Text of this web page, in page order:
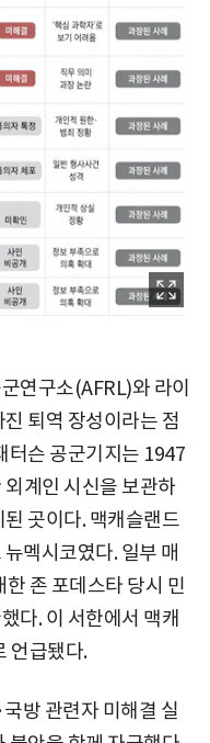
연구소(AFRL)와 라이
퇴역 장성이라는 점
터슨 공군기지는 1947
계인 시신을 보관하
곳이다. 맥캐슬랜드
멕시코였다. 일부 매
존 포데스타 당시 민
다. 이 서한에서 맥캐
언급됐다.
방 관련자 미해결 실